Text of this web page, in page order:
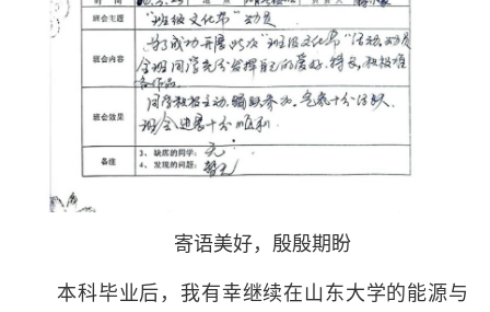
寄语美好，殷殷期盼
本科毕业后，我有幸继续在山东大学的能源与